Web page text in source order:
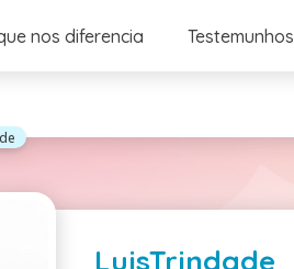
nos diferencia Testemunhos
LuisTrindade